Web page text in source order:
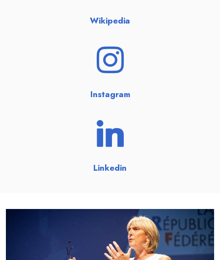
Wikipedia
Instagram
Linkedin